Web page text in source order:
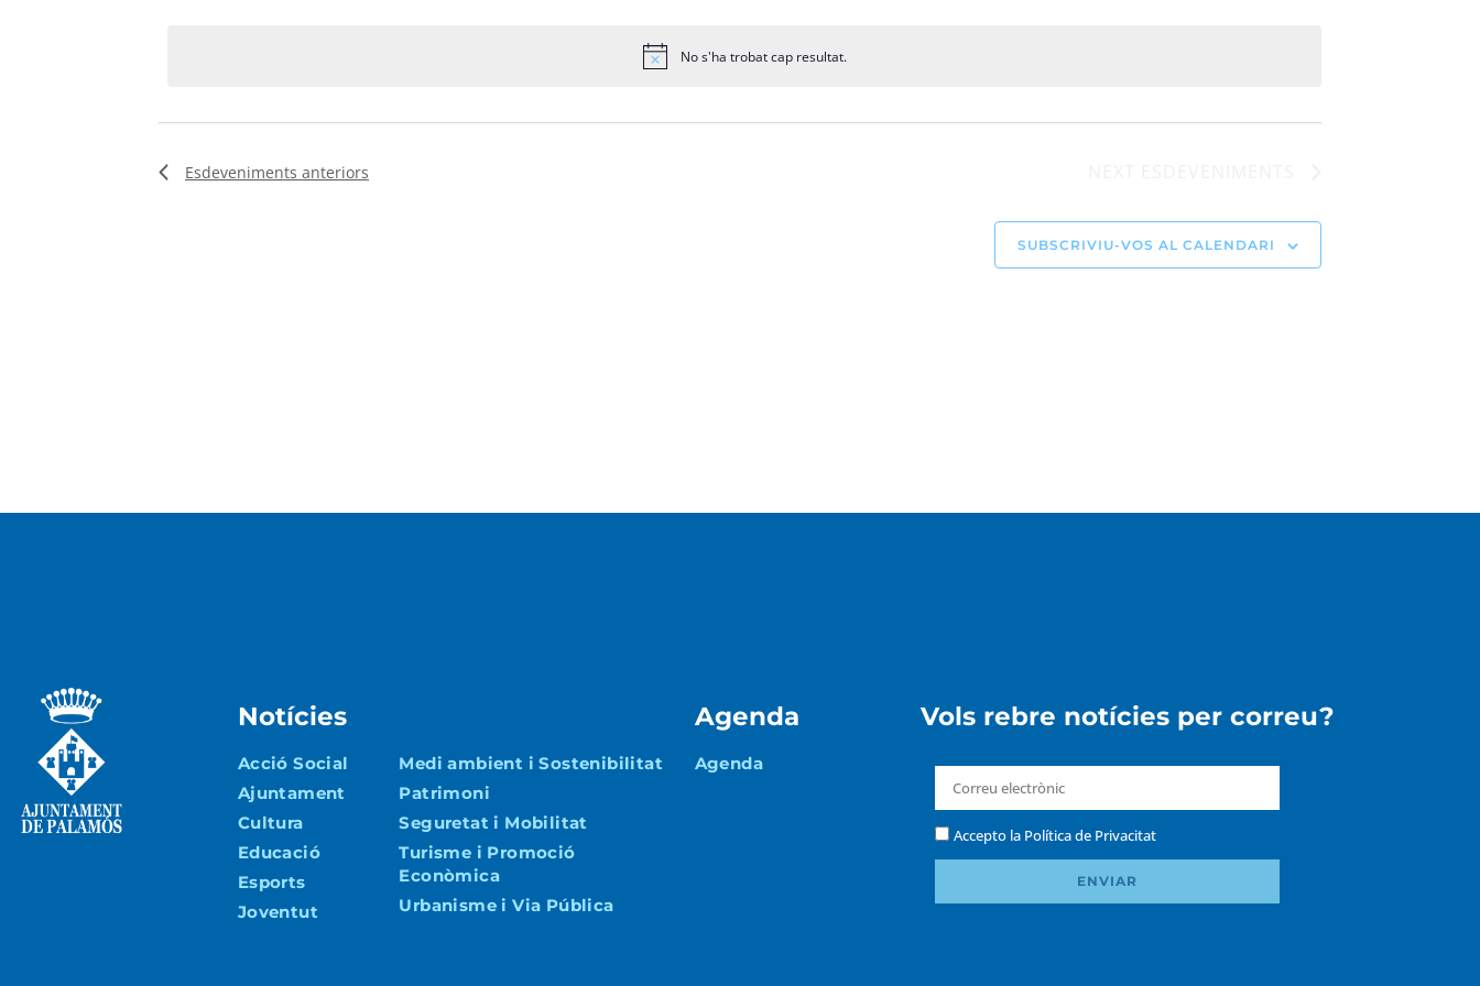
Avís
No s'ha trobat cap resultat.
Esdeveniments anteriors
SUBSCRIVIU-VOS AL CALENDARI
Notícies Agenda Vols rebre notícies per correu?
Acció Social
Ajuntament
Cultura
Educació
Esports
Joventut
Medi ambient i Sostenibilitat
Patrimoni
Seguretat i Mobilitat
Turisme i Promoció
Econòmica
Urbanisme i Via Pública
Agenda
Accepto la Política de Privacitat
ENVIAR